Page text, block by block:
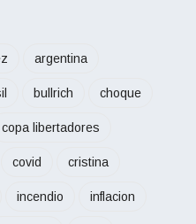
argentina
bullrich choque
copa libertadores
covid cristina
incendio inflacion